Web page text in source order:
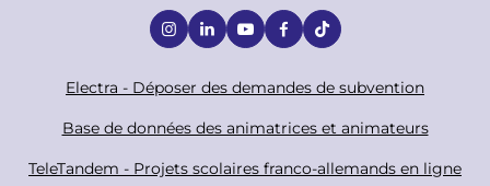
ao
Electra - Déposer des demandes de subvention
Base de données des animatrices et animateurs
TeleTandem - Projets scolaires franco-allemands en ligne